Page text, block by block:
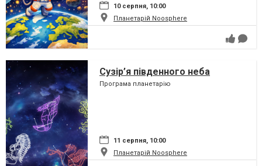
10 серпня, 10:00
Планетарій Noosphere
Сузір’я південного неба
Програма планетарію
11 серпня, 10:00
Планетарій Noosphere